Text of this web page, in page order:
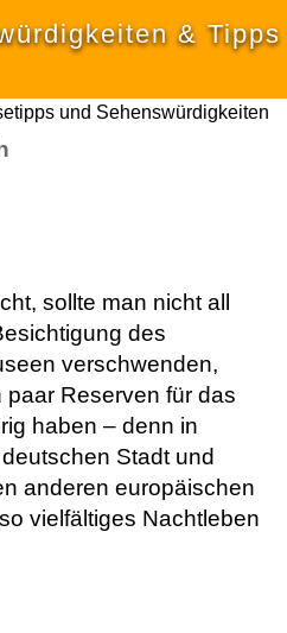
& Tipps
sollte man nicht all
des
verschwenden,
Reserven für das
haben – denn in
Stadt und
anderen europäischen
vielfältiges Nachtleben